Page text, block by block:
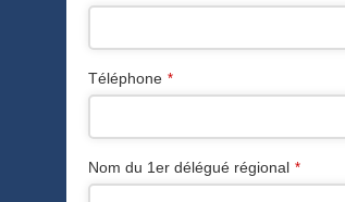
Téléphone *
Nom du 1er délégué régional *